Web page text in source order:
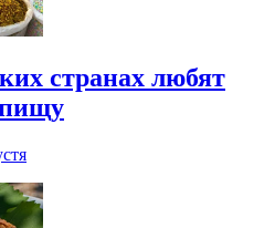
странах любят
пищу